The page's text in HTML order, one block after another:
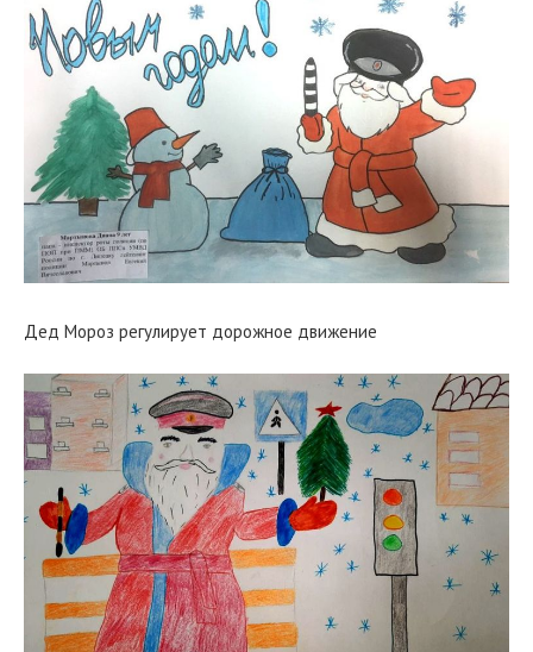
Дед Мороз регулирует дорожное движение